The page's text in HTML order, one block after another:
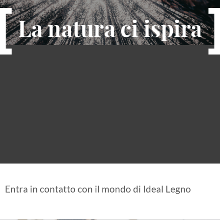
Entra in contatto con il mondo di Ideal Legno